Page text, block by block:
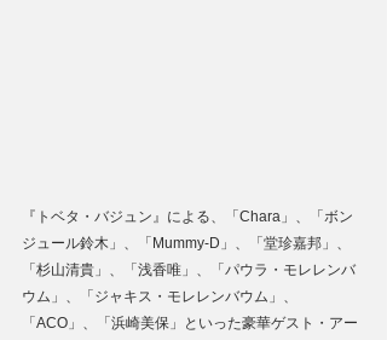
『トベタ・バジュン』による、「Chara」、「ボン
ジュール鈴木」、「Mummy-D」、「堂珍嘉邦」、
「杉山清貴」、「浅香唯」、「パウラ・モレレンバ
ウム」、「ジャキス・モレレンバウム」、
「ACO」、「浜崎美保」といった豪華ゲスト・アー